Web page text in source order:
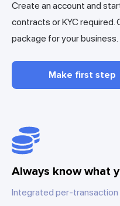
Create an account and
contracts or KYC required.
package for your business.
Make first step
Always know what
Integrated per-transaction